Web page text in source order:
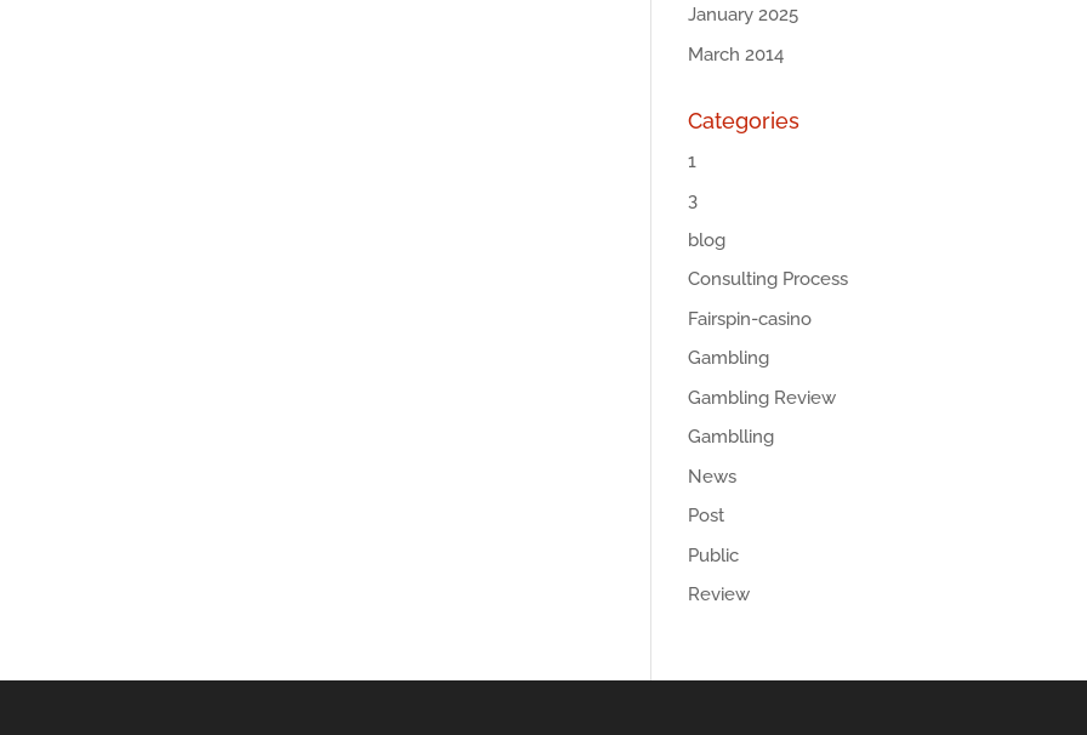
January 2025
March 2014
Categories
1
3
blog
Consulting Process
Fairspin-casino
Gambling
Gambling Review
Gamblling
News
Post
Public
Review